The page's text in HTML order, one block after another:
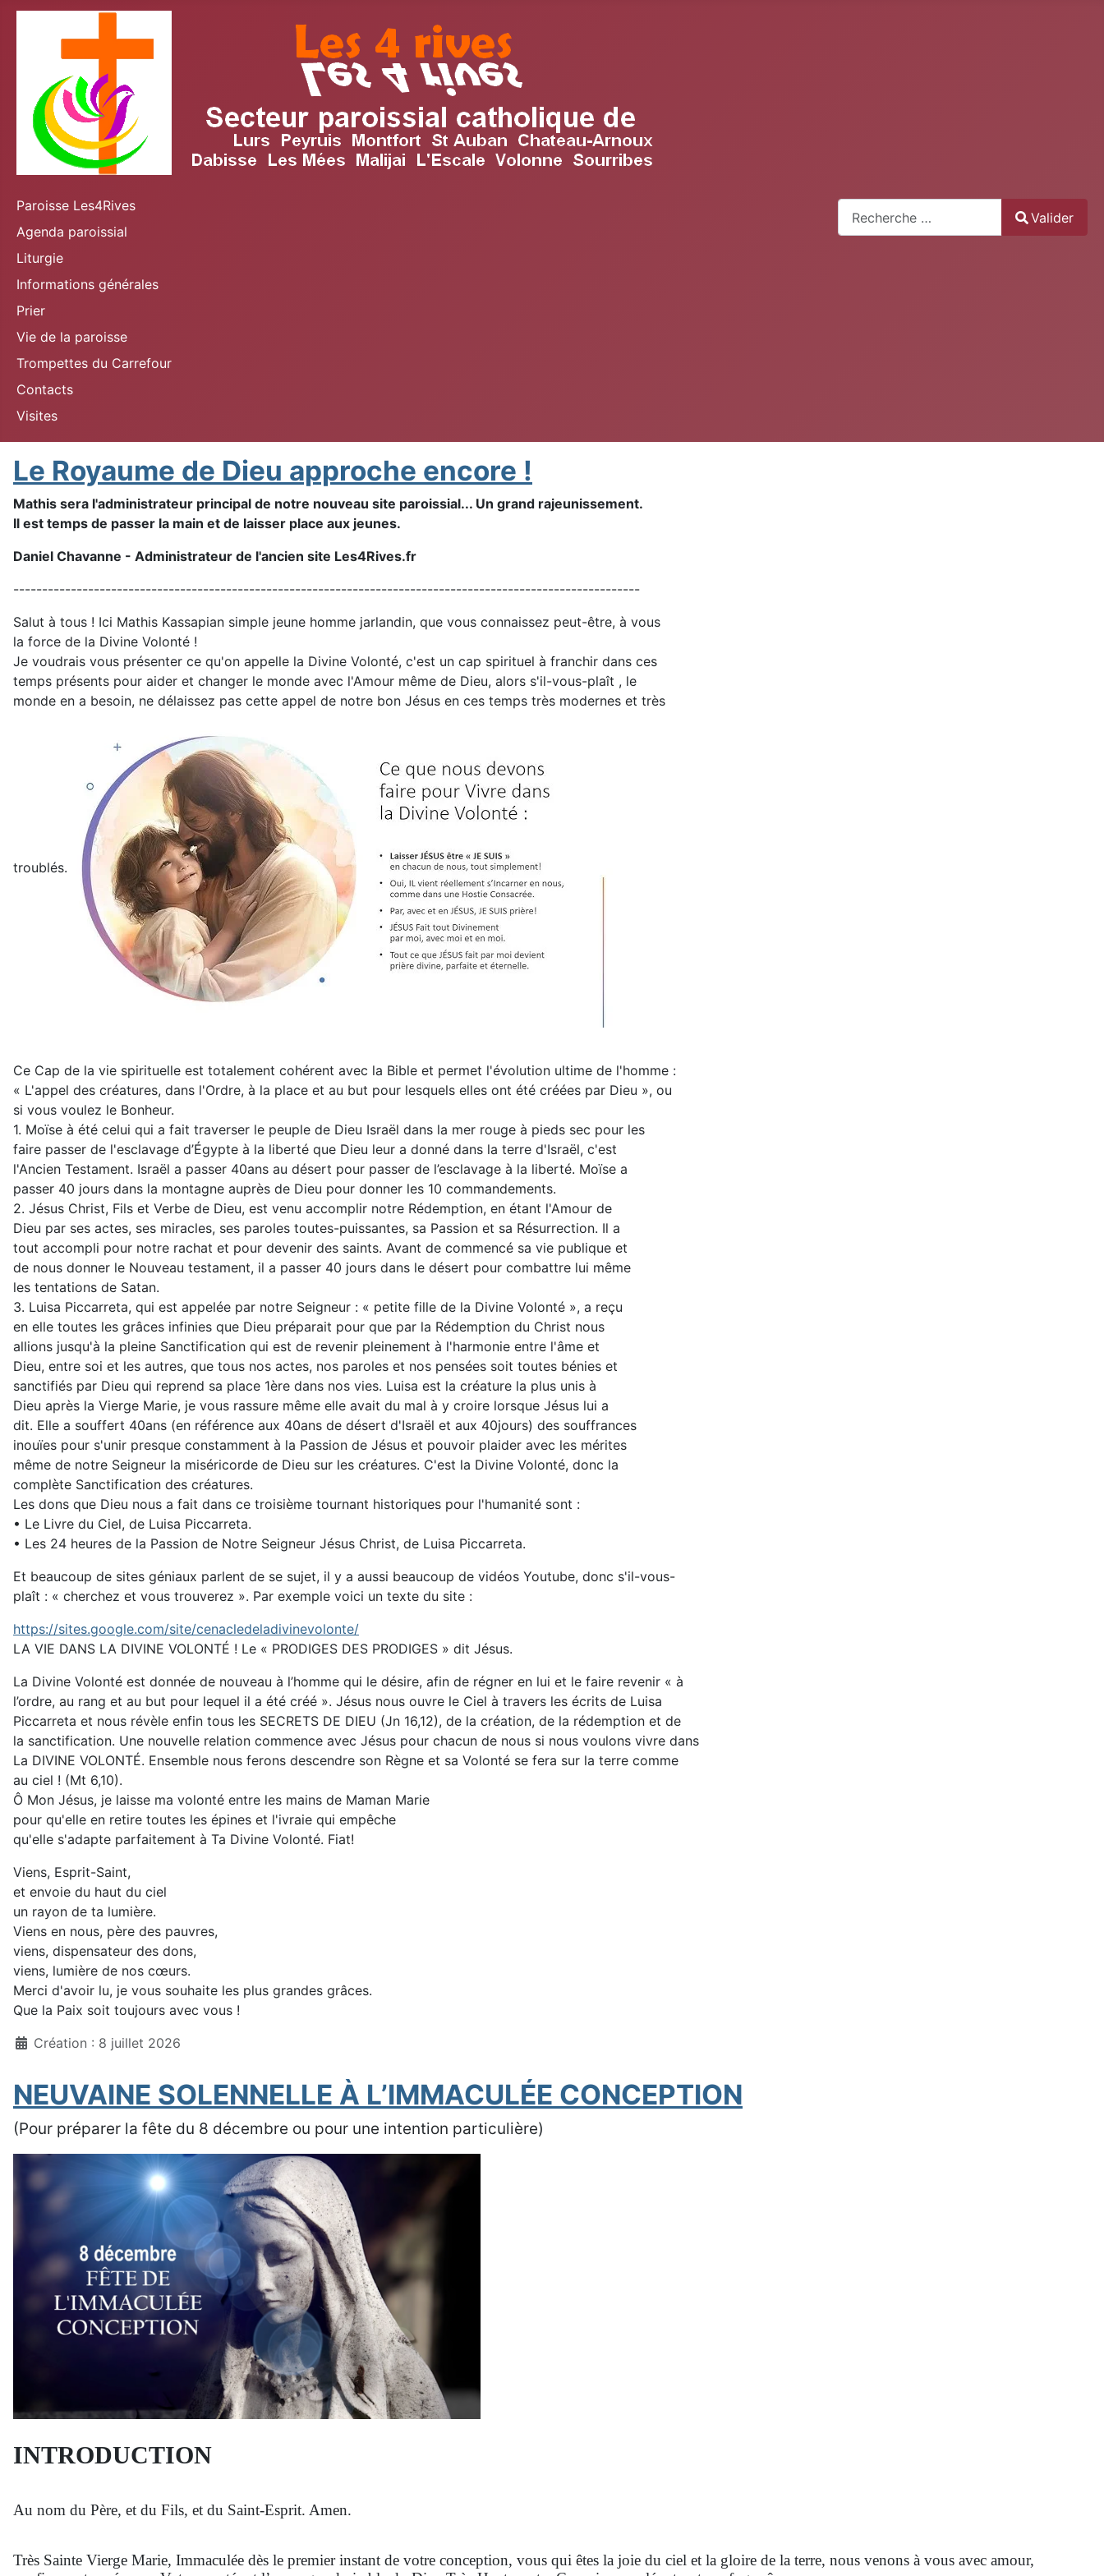
Paroisse Les4Rives
Agenda paroissial
Liturgie
Informations générales
Prier
Vie de la paroisse
Trompettes du Carrefour
Contacts
Visites
Valider
Le Royaume de Dieu approche encore !
Mathis sera l'administrateur principal de notre nouveau site paroissial... Un grand rajeunissement.
Il est temps de passer la main et de laisser place aux jeunes.
Daniel Chavanne - Administrateur de l'ancien site Les4Rives.fr
-------------------------------------------------------------------------------------------------------------
Salut à tous ! Ici Mathis Kassapian simple jeune homme jarlandin, que vous connaissez peut-être, à vous
la force de la Divine Volonté !
Je voudrais vous présenter ce qu'on appelle la Divine Volonté, c'est un cap spirituel à franchir dans ces
temps présents pour aider et changer le monde avec l'Amour même de Dieu, alors s'il-vous-plaît , le
monde en a besoin, ne délaissez pas cette appel de notre bon Jésus en ces temps très modernes et très
troublés.
Ce Cap de la vie spirituelle est totalement cohérent avec la Bible et permet l'évolution ultime de l'homme :
« L'appel des créatures, dans l'Ordre, à la place et au but pour lesquels elles ont été créées par Dieu », ou
si vous voulez le Bonheur.
1. Moïse à été celui qui a fait traverser le peuple de Dieu Israël dans la mer rouge à pieds sec pour les
faire passer de l'esclavage d’Égypte à la liberté que Dieu leur a donné dans la terre d'Israël, c'est
l'Ancien Testament. Israël a passer 40ans au désert pour passer de l’esclavage à la liberté. Moïse a
passer 40 jours dans la montagne auprès de Dieu pour donner les 10 commandements.
2. Jésus Christ, Fils et Verbe de Dieu, est venu accomplir notre Rédemption, en étant l'Amour de
Dieu par ses actes, ses miracles, ses paroles toutes-puissantes, sa Passion et sa Résurrection. Il a
tout accompli pour notre rachat et pour devenir des saints. Avant de commencé sa vie publique et
de nous donner le Nouveau testament, il a passer 40 jours dans le désert pour combattre lui même
les tentations de Satan.
3. Luisa Piccarreta, qui est appelée par notre Seigneur : « petite fille de la Divine Volonté », a reçu
en elle toutes les grâces infinies que Dieu préparait pour que par la Rédemption du Christ nous
allions jusqu'à la pleine Sanctification qui est de revenir pleinement à l'harmonie entre l'âme et
Dieu, entre soi et les autres, que tous nos actes, nos paroles et nos pensées soit toutes bénies et
sanctifiés par Dieu qui reprend sa place 1ère dans nos vies. Luisa est la créature la plus unis à
Dieu après la Vierge Marie, je vous rassure même elle avait du mal à y croire lorsque Jésus lui a
dit. Elle a souffert 40ans (en référence aux 40ans de désert d'Israël et aux 40jours) des souffrances
inouïes pour s'unir presque constamment à la Passion de Jésus et pouvoir plaider avec les mérites
même de notre Seigneur la miséricorde de Dieu sur les créatures. C'est la Divine Volonté, donc la
complète Sanctification des créatures.
Les dons que Dieu nous a fait dans ce troisième tournant historiques pour l'humanité sont :
• Le Livre du Ciel, de Luisa Piccarreta.
• Les 24 heures de la Passion de Notre Seigneur Jésus Christ, de Luisa Piccarreta.
Et beaucoup de sites géniaux parlent de se sujet, il y a aussi beaucoup de vidéos Youtube, donc s'il-vous-
plaît : « cherchez et vous trouverez ». Par exemple voici un texte du site :
https://sites.google.com/site/cenacledeladivinevolonte/
LA VIE DANS LA DIVINE VOLONTÉ ! Le « PRODIGES DES PRODIGES » dit Jésus.
La Divine Volonté est donnée de nouveau à l’homme qui le désire, afin de régner en lui et le faire revenir « à
l’ordre, au rang et au but pour lequel il a été créé ». Jésus nous ouvre le Ciel à travers les écrits de Luisa
Piccarreta et nous révèle enfin tous les SECRETS DE DIEU (Jn 16,12), de la création, de la rédemption et de
la sanctification. Une nouvelle relation commence avec Jésus pour chacun de nous si nous voulons vivre dans
La DIVINE VOLONTÉ. Ensemble nous ferons descendre son Règne et sa Volonté se fera sur la terre comme
au ciel ! (Mt 6,10).
Ô Mon Jésus, je laisse ma volonté entre les mains de Maman Marie
pour qu'elle en retire toutes les épines et l'ivraie qui empêche
qu'elle s'adapte parfaitement à Ta Divine Volonté. Fiat!
Viens, Esprit-Saint,
et envoie du haut du ciel
un rayon de ta lumière.
Viens en nous, père des pauvres,
viens, dispensateur des dons,
viens, lumière de nos cœurs.
Merci d'avoir lu, je vous souhaite les plus grandes grâces.
Que la Paix soit toujours avec vous !
Création : 8 juillet 2026
NEUVAINE SOLENNELLE À L’IMMACULÉE CONCEPTION
(Pour préparer la fête du 8 décembre ou pour une intention particulière)
INTRODUCTION
Au nom du Père, et du Fils, et du Saint-Esprit. Amen.
Très Sainte Vierge Marie, Immaculée dès le premier instant de votre conception, vous qui êtes la joie du ciel et la gloire de la terre, nous venons à vous avec amour,